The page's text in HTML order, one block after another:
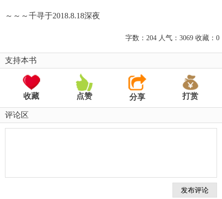
～～～千寻于2018.8.18深夜
字数：204 人气：3069 收藏：0
支持本书
收藏 点赞 分享 打赏
评论区